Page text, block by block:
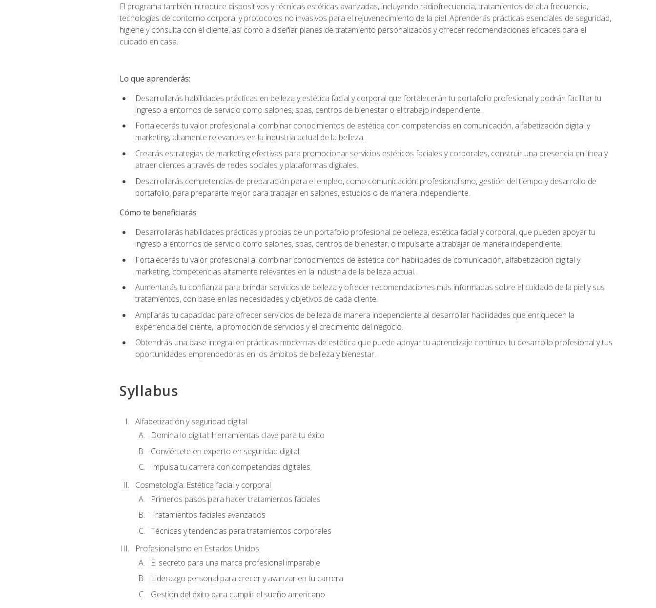
El programa también introduce dispositivos y técnicas estéticas avanzadas, incluyendo radiofrecuencia, tratamientos de alta frecuencia,
tecnologías de contorno corporal y protocolos no invasivos para el rejuvenecimiento de la piel. Aprenderás prácticas esenciales de seguridad,
higiene y consulta con el cliente, así como a diseñar planes de tratamiento personalizados y ofrecer recomendaciones eficaces para el
cuidado en casa.
Lo que aprenderás:
Desarrollarás habilidades prácticas en belleza y estética facial y corporal que fortalecerán tu portafolio profesional y podrán facilitar tu
ingreso a entornos de servicio como salones, spas, centros de bienestar o el trabajo independiente.
Fortalecerás tu valor profesional al combinar conocimientos de estética con competencias en comunicación, alfabetización digital y
marketing, altamente relevantes en la industria actual de la belleza.
Crearás estrategias de marketing efectivas para promocionar servicios estéticos faciales y corporales, construir una presencia en línea y
atraer clientes a través de redes sociales y plataformas digitales.
Desarrollarás competencias de preparación para el empleo, como comunicación, profesionalismo, gestión del tiempo y desarrollo de
portafolio, para prepararte mejor para trabajar en salones, estudios o de manera independiente.
Cómo te beneficiarás
Desarrollarás habilidades prácticas y propias de un portafolio profesional de belleza, estética facial y corporal, que pueden apoyar tu
ingreso a entornos de servicio como salones, spas, centros de bienestar, o impulsarte a trabajar de manera independiente.
Fortalecerás tu valor profesional al combinar conocimientos de estética con habilidades de comunicación, alfabetización digital y
marketing, competencias altamente relevantes en la industria de la belleza actual.
Aumentarás tu confianza para brindar servicios de belleza y ofrecer recomendaciones más informadas sobre el cuidado de la piel y sus
tratamientos, con base en las necesidades y objetivos de cada cliente.
Ampliarás tu capacidad para ofrecer servicios de belleza de manera independiente al desarrollar habilidades que enriquecen la
experiencia del cliente, la promoción de servicios y el crecimiento del negocio.
Obtendrás una base integral en prácticas modernas de estética que puede apoyar tu aprendizaje continuo, tu desarrollo profesional y tus
oportunidades emprendedoras en los ámbitos de belleza y bienestar.
Syllabus
Alfabetización y seguridad digital
Domina lo digital: Herramientas clave para tu éxito
Conviértete en experto en seguridad digital
Impulsa tu carrera con competencias digitales
Cosmetología: Estética facial y corporal
Primeros pasos para hacer tratamientos faciales
Tratamientos faciales avanzados
Técnicas y tendencias para tratamientos corporales
Profesionalismo en Estados Unidos
El secreto para una marca profesional imparable
Liderazgo personal para crecer y avanzar en tu carrera
Gestión del éxito para cumplir el sueño americano